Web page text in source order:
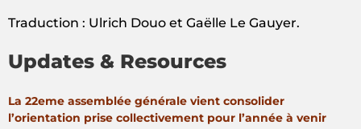
Traduction : Ulrich Douo et Gaëlle Le Gauyer.
Updates & Resources
La 22eme assemblée générale vient consolider
l’orientation prise collectivement pour l’année à venir